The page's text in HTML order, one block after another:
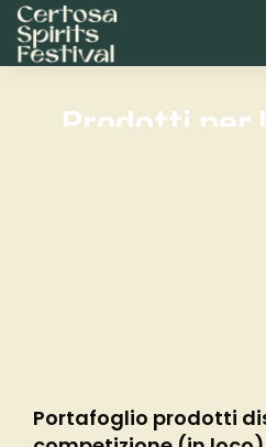
Prodotti per
Portafoglio prodotti